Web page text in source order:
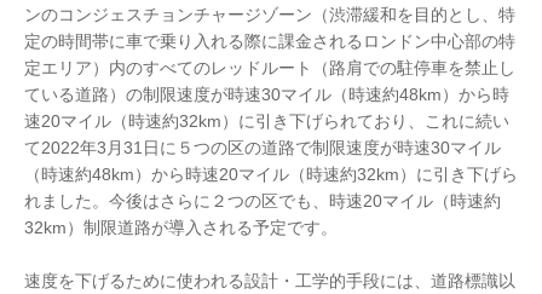
ンのコンジェスチョンチャージゾーン（渋滞緩和を目的とし、特
定の時間帯に車で乗り入れる際に課金されるロンドン中心部の特
定エリア）内のすべてのレッドルート（路肩での駐停車を禁止し
ている道路）の制限速度が時速30マイル（時速約48km）から時
速20マイル（時速約32km）に引き下げられており、これに続い
て2022年3月31日に５つの区の道路で制限速度が時速30マイル
（時速約48km）から時速20マイル（時速約32km）に引き下げら
れました。今後はさらに２つの区でも、時速20マイル（時速約
32km）制限道路が導入される予定です。
速度を下げるために使われる設計・工学的手段には、道路標識以